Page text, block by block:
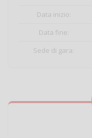
Data inizio:
Data fine:
Sede di gara: